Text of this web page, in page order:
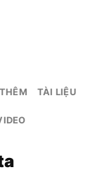
TÀI LIỆU